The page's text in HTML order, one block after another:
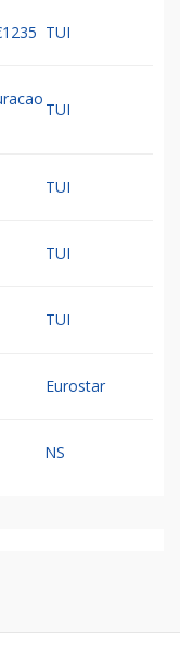
TUI
TUI
TUI
TUI
TUI
Eurostar
NS